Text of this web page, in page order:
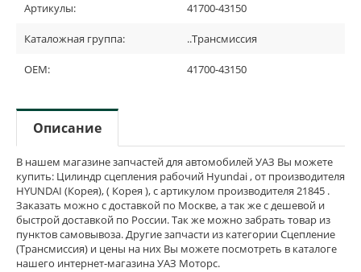
Артикулы: 41700-43150
Каталожная группа: ..Трансмиссия
OEM: 41700-43150
Описание
В нашем магазине запчастей для автомобилей УАЗ Вы можете
купить: Цилиндр сцепления рабочий Hyundai , от производителя
HYUNDAI (Корея), ( Корея ), с артикулом производителя 21845 .
Заказать можно с доставкой по Москве, а так же с дешевой и
быстрой доставкой по России. Так же можно забрать товар из
пунктов самовывоза. Другие запчасти из категории Сцепление
(Трансмиссия) и цены на них Вы можете посмотреть в каталоге
нашего интернет-магазина УАЗ Моторс.